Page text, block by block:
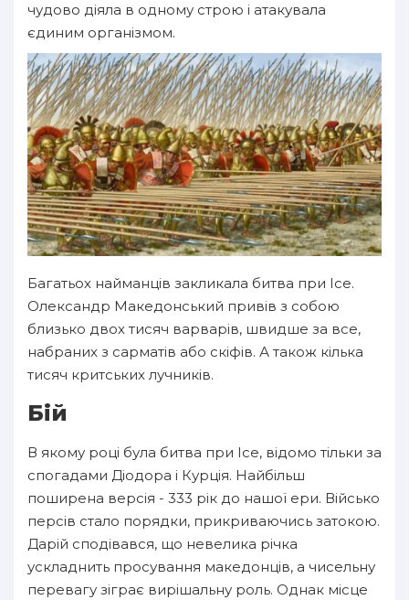
чудово діяла в одному строю і атакувала
єдиним організмом.
Багатьох найманців закликала битва при Ісе.
Олександр Македонський привів з собою
близько двох тисяч варварів, швидше за все,
набраних з сарматів або скіфів. А також кілька
тисяч критських лучників.
Бій
В якому році була битва при Ісе, відомо тільки за
спогадами Діодора і Курція. Найбільш
поширена версія - 333 рік до нашої ери. Військо
персів стало порядки, прикриваючись затокою.
Дарій сподівався, що невелика річка
ускладнить просування македонців, а чисельну
перевагу зіграє вирішальну роль. Однак місце